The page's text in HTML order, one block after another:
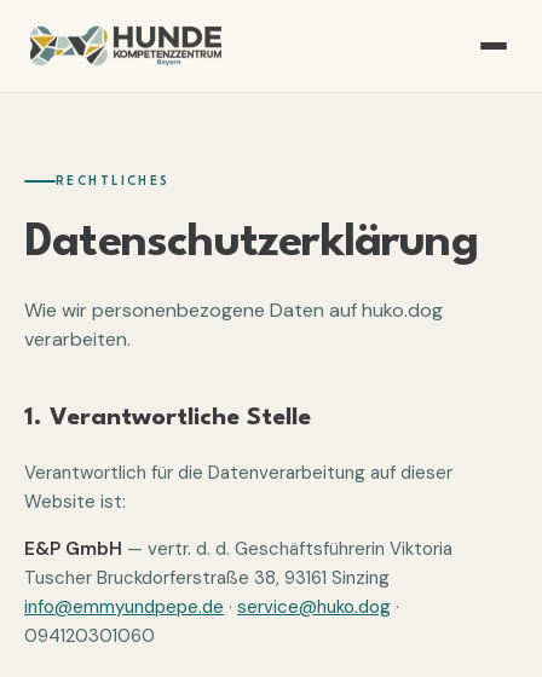
RECHTLICHES
Datenschutz­erklärung
Wie wir personenbezogene Daten auf huko.dog
verarbeiten.
1. Verantwortliche Stelle
Verantwortlich für die Datenverarbeitung auf dieser
Website ist:
E&P GmbH — vertr. d. d. Geschäftsführerin Viktoria
Tuscher Bruckdorferstraße 38, 93161 Sinzing
info@emmyundpepe.de · service@huko.dog ·
094120301060